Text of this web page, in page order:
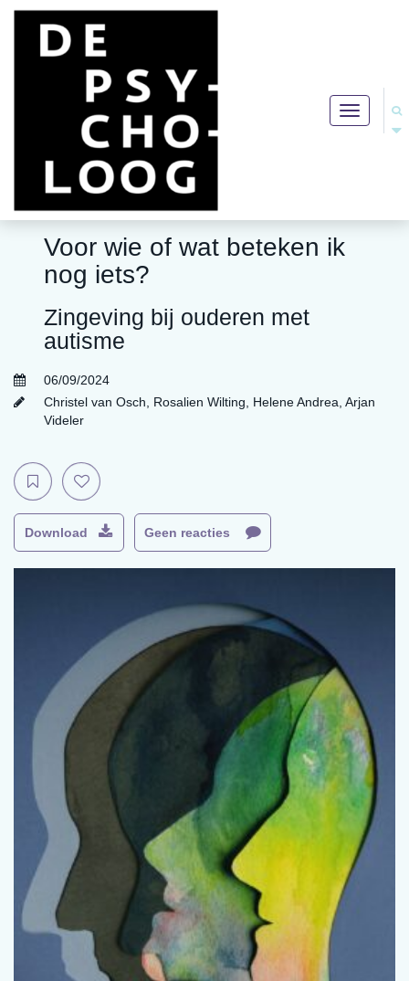
Toggle
navigation
Voor wie of wat beteken ik
nog iets?
Zingeving bij ouderen met
autisme
06/09/2024
Christel van Osch
Rosalien Wilting Helene Andrea Arjan
Videler
Download Geen reacties